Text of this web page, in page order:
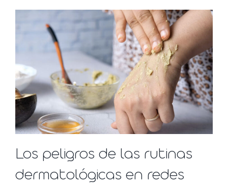
Los peligros de las rutinas
dermatológicas en redes